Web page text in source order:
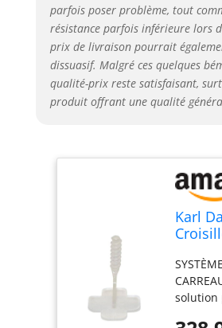
coupez
au
KARL
1956,
outils
pour
de la
qui soit
parfois poser problème, tout
résistance parfois inférieure lors
prix de livraison pourrait
dissuasif. Malgré ces quelques
qualité-prix reste satisfaisant,
produit offrant une qualité
Karl
mm,
solution